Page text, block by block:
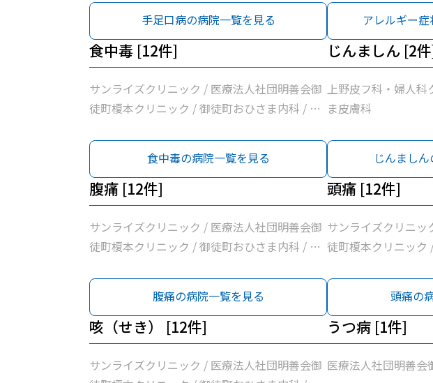
医療法人社団まこと会服部医院 / 医療法人社団
曽谷村医院 / 富村内科小児科 / 医療法人社団佐
藤整形外科 / 新見クリニック / 東京保健生活協
同組合蔵前協立診療所 / 医療法人社団雪風会ふ
じ内科
手足口病の病院一覧を見る
アレルギー
食中毒 [12件]
サンライズクリニック / 医療法人社団明善会御
徒町榎本クリニック / 御徒町おひさま内科 / 岩
医療法人社団まこと会服部医院 / 医療法人社団
曽谷村医院 / 富村内科小児科 / 医療法人社団佐
藤整形外科 / 新見クリニック / 東京保健生活協
同組合蔵前協立診療所 / 医療法人社団雪風会ふ
じ内科
食中毒の病院一覧を見る
じんましん [2
上野皮フ科・婦人科
ま皮膚科
じんまし
腹痛 [12件]
サンライズクリニック / 医療法人社団明善会御
徒町榎本クリニック / 御徒町おひさま内科 / 岩
医療法人社団まこと会服部医院 / 医療法人社団
曽谷村医院 / 富村内科小児科 / 医療法人社団佐
藤整形外科 / 新見クリニック / 東京保健生活協
同組合蔵前協立診療所 / 医療法人社団雪風会ふ
じ内科
腹痛の病院一覧を見る
頭痛 [12件]
サンライズクリニッ
徒町榎本クリニック
医療法人社団まこ
曽谷村医院 / 富村内
藤整形外科 / 新見ク
同組合蔵前協立診
じ内科
頭痛の
咳（せき） [12件]
サンライズクリニック / 医療法人社団明善会御
うつ病 [1件]
医療法人社団明善会